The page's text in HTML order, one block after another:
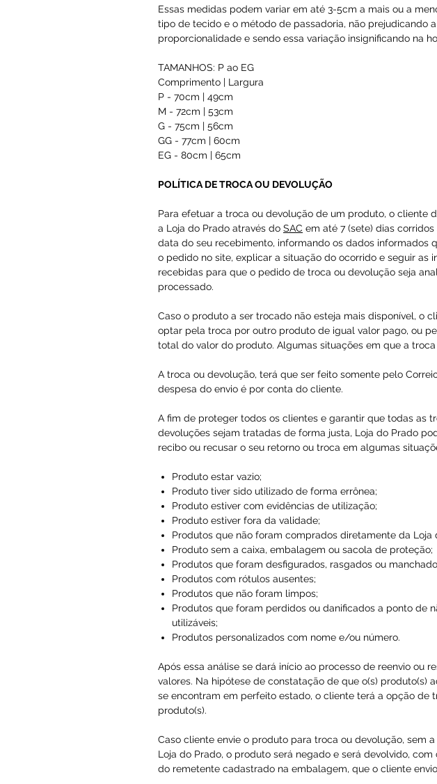
Essas medidas podem variar em até 3-5cm a mais ou a
tipo de tecido e o método de passadoria, não prejudicando a
proporcionalidade e sendo essa variação insignificando na
TAMANHOS: P ao EG
Comprimento | Largura
P - 70cm | 49cm
M - 72cm | 53cm
G - 75cm | 56cm
GG - 77cm | 60cm
EG - 80cm | 65cm
POLÍTICA DE TROCA OU DEVOLUÇÃO
Para efetuar a troca ou devolução de um produto, o cliente
a Loja do Prado através do SAC em até 7 (sete) dias
data do seu recebimento, informando os dados informados
o pedido no site, explicar a situação do ocorrido e seguir as
recebidas para que o pedido de troca ou devolução seja
processado.
Caso o produto a ser trocado não esteja mais disponível, o
optar pela troca por outro produto de igual valor pago, ou
total do valor do produto. Algumas situações em que a troca
A troca ou devolução, terá que ser feito somente pelo
despesa do envio é por conta do cliente.
A fim de proteger todos os clientes e garantir que todas as
devoluções sejam tratadas de forma justa, Loja do Prado
recibo ou recusar o seu retorno ou troca em algumas
Produto estar vazio;
Produto tiver sido utilizado de forma errônea;
Produto estiver com evidências de utilização;
Produto estiver fora da validade;
Produtos que não foram comprados diretamente da Loja
Produto sem a caixa, embalagem ou sacola de proteção;
Produtos que foram desfigurados, rasgados ou
Produtos com rótulos ausentes;
Produtos que não foram limpos;
Produtos que foram perdidos ou danificados a ponto de
utilizáveis;
Produtos personalizados com nome e/ou número.
Após essa análise se dará início ao processo de reenvio ou
valores. Na hipótese de constatação de que o(s) produto(s)
se encontram em perfeito estado, o cliente terá a opção de
produto(s).
Caso cliente envie o produto para troca ou devolução, sem
Loja do Prado, o produto será negado e será devolvido, com
do remetente cadastrado na embalagem, que o cliente